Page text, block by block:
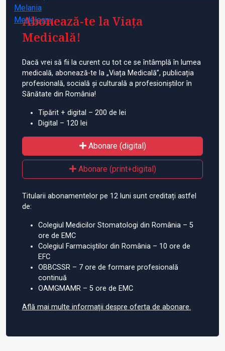
Abonează-te la Viața
Medicală!
Dacă vrei să fii la curent cu tot ce se întâmplă în lumea
medicală, abonează-te la „Viața Medicală”, publicația
profesională, socială și culturală a profesioniștilor în
Sănătate din România!
Tipărit + digital – 200 de lei
Digital – 120 lei
Abonare (digital)
Abonare (print+digital)
Titularii abonamentelor pe 12 luni sunt creditați astfel
de:
Colegiul Medicilor Stomatologi din România – 5
ore de EMC
Colegiul Farmaciștilor din România – 10 ore de
EFC
OBBCSSR – 7 ore de formare profesională
continuă
OAMGMAMR – 5 ore de EMC
Află mai multe informații despre oferta de abonare.